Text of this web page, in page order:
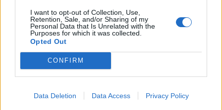
I want to opt-out of Collection, Use,
Retention, Sale, and/or Sharing of my
Personal Data that Is Unrelated with the
Purposes for which it was collected.
Opted Out
CONFIRM
Data Deletion Data Access Privacy Policy
σειρά δεικτών FTSE4Good
06/08/2026 - 14:40 ESG
Χρηματοδότηση 8 εκατ. ευρώ σε 843 μέσα
ενημέρωσης- Ξεκίνησε το πενταετές πρόγραμμα
ενίσχυσης του Τύπου
Χρηματιστήριο: Πτώση κατά 0,59%, στα 320,42